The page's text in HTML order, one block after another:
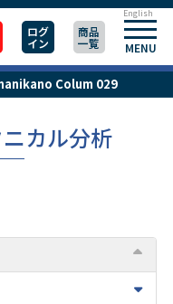
ログ
イン
商品
一覧 MENU
English
Colum 029
カル分析